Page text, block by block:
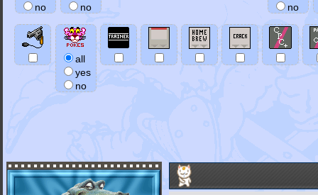
no
no
no
all
yes
no